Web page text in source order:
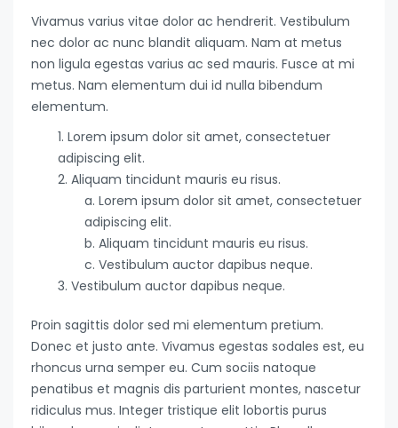
Vivamus varius vitae dolor ac hendrerit. Vestibulum
nec dolor ac nunc blandit aliquam. Nam at metus
non ligula egestas varius ac sed mauris. Fusce at mi
metus. Nam elementum dui id nulla bibendum
elementum.
Lorem ipsum dolor sit amet, consectetuer
adipiscing elit.
Aliquam tincidunt mauris eu risus.
Lorem ipsum dolor sit amet, consectetuer
adipiscing elit.
Aliquam tincidunt mauris eu risus.
Vestibulum auctor dapibus neque.
Vestibulum auctor dapibus neque.
Proin sagittis dolor sed mi elementum pretium.
Donec et justo ante. Vivamus egestas sodales est, eu
rhoncus urna semper eu. Cum sociis natoque
penatibus et magnis dis parturient montes, nascetur
ridiculus mus. Integer tristique elit lobortis purus